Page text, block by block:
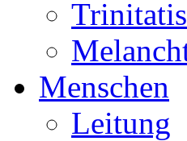
Menschen
Leitung